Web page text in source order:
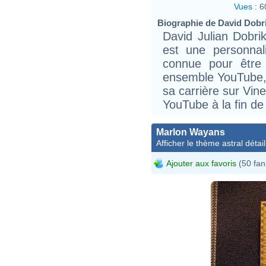
Vues :
Biographie de David
David Julian
est une
connue pour
ensemble
sa carrière sur
YouTube à la fin
Marlon Wayans
Afficher le thème astral
Ajouter aux favoris (50